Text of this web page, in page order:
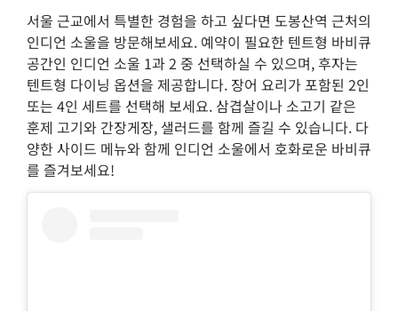
서울 근교에서 특별한 경험을 하고 싶다면 도봉산역 근처의
인디언 소울을 방문해보세요. 예약이 필요한 텐트형 바비큐
공간인 인디언 소울 1과 2 중 선택하실 수 있으며, 후자는
텐트형 다이닝 옵션을 제공합니다. 장어 요리가 포함된 2인
또는 4인 세트를 선택해 보세요. 삼겹살이나 소고기 같은
훈제 고기와 간장게장, 샐러드를 함께 즐길 수 있습니다. 다
양한 사이드 메뉴와 함께 인디언 소울에서 호화로운 바비큐
를 즐겨보세요!